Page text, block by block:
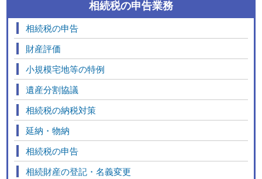
相続税の申告業務
相続税の申告
財産評価
小規模宅地等の特例
遺産分割協議
相続税の納税対策
延納・物納
相続税の申告
相続財産の登記・名義変更